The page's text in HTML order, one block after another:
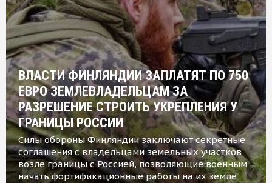
ВЛАСТИ ФИНЛЯНДИИ ЗАПЛАТЯТ ПО 750
ЕВРО ЗЕМЛЕВЛАДЕЛЬЦАМ ЗА
РАЗРЕШЕНИЕ СТРОИТЬ УКРЕПЛЕНИЯ У
ГРАНИЦЫ РОССИИ
Силы обороны Финляндии заключают секретные
соглашения с владельцами земельных участков
возле границы с Россией, позволяющие военным
начать фортификационные работы на их земле